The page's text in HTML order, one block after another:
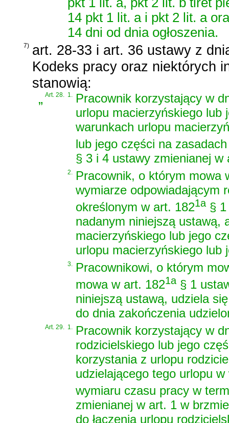
14 pkt 1 lit. a i pkt 2 lit. a
14 dni od dnia ogłoszenia.
7) art. 28-33 i art. 36 ustawy z
Kodeks pracy oraz niektórych
stanowią:
„Art. 28. 1.
Pracownik korzystający w
urlopu macierzyńskiego lub
warunkach urlopu
lub jego części na
§ 3 i 4 ustawy zmienianej
2.
Pracownik, o którym mowa
wymiarze odpowiadającym
określonym w art. 1821a§ 1
nadanym niniejszą ustawą,
macierzyńskiego lub jego
urlopu macierzyńskiego lub
3.
Pracownikowi, o którym
mowa w art. 1821a§ 1
niniejszą ustawą, udziela
do dnia zakończenia
Art. 29. 1.
Pracownik korzystający w
rodzicielskiego lub jego
korzystania z urlopu
udzielającego tego urlopu w
wymiaru czasu pracy w
zmienianej w art. 1 w
do łączenia urlopu